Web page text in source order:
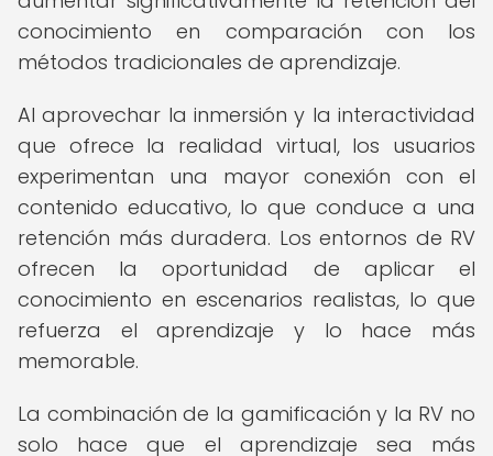
conocimiento en comparación con los
métodos tradicionales de aprendizaje.
Al aprovechar la inmersión y la interactividad
que ofrece la realidad virtual, los usuarios
experimentan una mayor conexión con el
contenido educativo, lo que conduce a una
retención más duradera. Los entornos de RV
ofrecen la oportunidad de aplicar el
conocimiento en escenarios realistas, lo que
refuerza el aprendizaje y lo hace más
memorable.
La combinación de la gamificación y la RV no
solo hace que el aprendizaje sea más